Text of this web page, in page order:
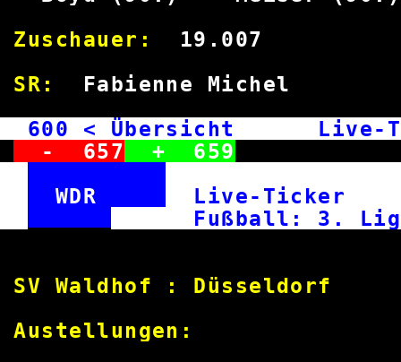
Zuschauer:
SR: Fabienne
600 < Übersicht Live-
- 657 + 659
WDR
Live-Ticker
Fußball:
SV Waldhof :